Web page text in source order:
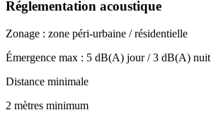
Réglementation acoustique
Zonage : zone péri-urbaine / résidentielle
Émergence max : 5 dB(A) jour /3 dB(A) nuit
Distance minimale
2 mètres minimum